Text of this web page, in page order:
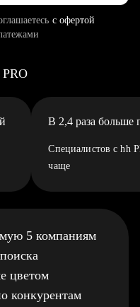
с офертой
В 2,4 раза больше
Специалистов с hh
чаще
5 компаниям
цветом
конкурентам